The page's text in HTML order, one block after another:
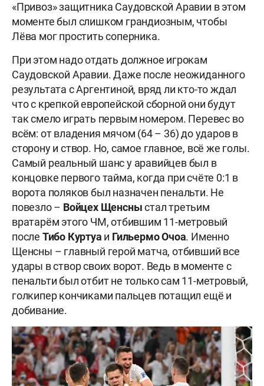
«Привоз» защитника Саудовской Аравии в этом
моменте был слишком грандиозным, чтобы
Лёва мог простить соперника.
При этом надо отдать должное игрокам
Саудовской Аравии. Даже после неожиданного
результата с Аргентиной, вряд ли кто-то ждал
что с крепкой европейской сборной они будут
так смело играть первым номером. Перевес во
всём: от владения мячом (64 – 36) до ударов в
сторону и створ. Но, самое главное, всё же голы.
Самый реальный шанс у аравийцев был в
концовке первого тайма, когда при счёте 0:1 в
ворота поляков был назначен пенальти. Не
повезло – Войцех Щенсныстал третьим
вратарём этого ЧМ, отбившим 11-метровый
после Тибо Куртуа и Гильермо Очоа. Именно
Щенсны – главный герой матча, отбивший все
удары в створ своих ворот. Ведь в моменте с
пенальти был отбит не только сам 11-метровый,
голкипер кончиками пальцев потащил ещё и
добивание.